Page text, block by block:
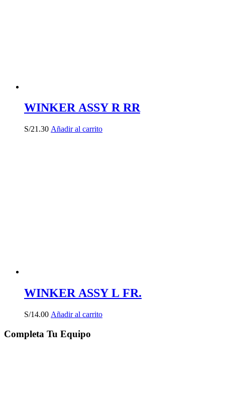
WINKER ASSY R RR
S/21.30 Añadir al carrito
WINKER ASSY L FR.
S/14.00 Añadir al carrito
Completa Tu Equipo